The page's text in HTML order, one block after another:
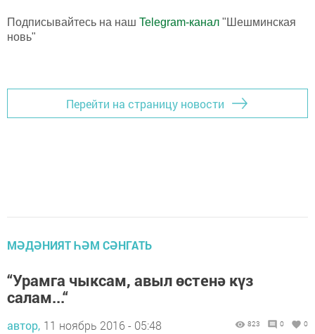
Подписывайтесь на наш Telegram-канал "Шешминская
новь"
Перейти на страницу новости
МӘДӘНИЯТ ҺӘМ СӘНГАТЬ
“Урамга чыксам, авыл өстенә күз
салам...“
автор, 11 ноябрь 2016 - 05:48 823 0 0